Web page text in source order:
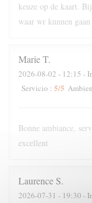
keuze op de kaart.
waar wr kunnen
MarieT
2026-08-02 - 12:15 -
Servicio : 5/5
Bonne ambiance,
excellent
Laurence S
2026-07-31 - 19:30 -